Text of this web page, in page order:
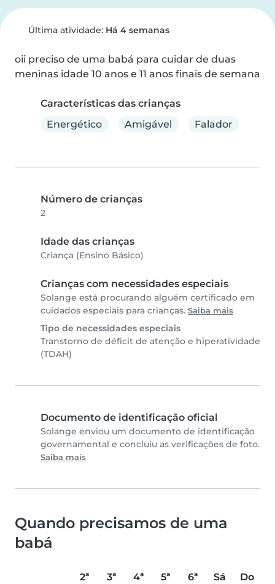
Última atividade: Há 4 semanas
oii preciso de uma babá para cuidar de duas
meninas idade 10 anos e 11 anos finais de semana
Características das crianças
Energético
Amigável Falador
Número de crianças
2
Idade das crianças
Criança (Ensino Básico)
Crianças com necessidades especiais
Solange está procurando alguém certificado em
cuidados especiais para crianças. Saiba mais
Tipo de necessidades especiais
Transtorno de déficit de atenção e hiperatividade
(TDAH)
Documento de identificação oficial
Solange enviou um documento de identificação
governamental e concluiu as verificações de foto.
Saiba mais
Quando precisamos de uma
babá
2ª 3ª 4ª 5ª 6ª Sá
Do